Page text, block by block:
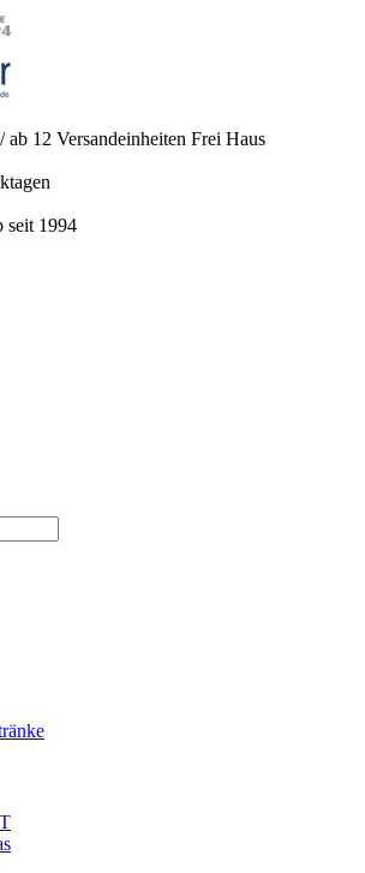
ab 12 Versandeinheiten Frei Haus
seit 1994